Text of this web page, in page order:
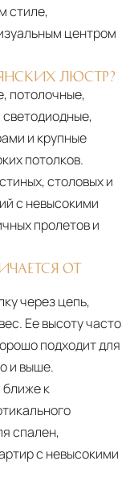
стиле,
центром
ЛЮСТР?
потолочные,
и крупные
потолков.
столовых и
с невысокими
пролетов и
ОТ
через цепь,
Ее высоту часто
подходит для
и выше.
к
спален,
с невысокими